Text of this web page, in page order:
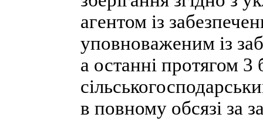
агентом із
уповноваженим із
а останні протягом 3
в повному обсязі за